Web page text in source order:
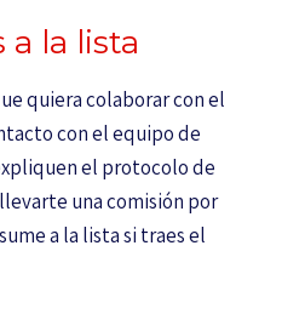
a la lista
quiera colaborar con el
con el equipo de
el protocolo de
una comisión por
a la lista si traes el